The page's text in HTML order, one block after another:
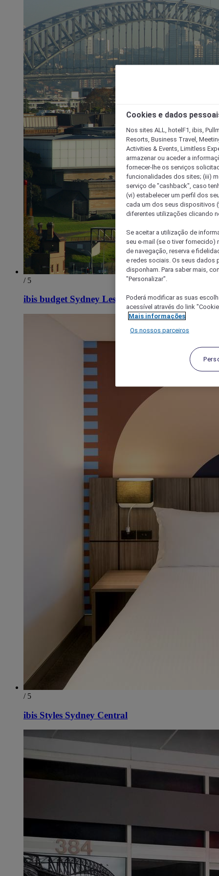
/ 5
ibis budget Sydney Leste
/ 5
ibis Styles Sydney Central
Cookies e dados
Nos sites ALL, hotelF1, ibis,
Resorts, Business Travel,
Activities & Events, Limitless
armazenar ou aceder a
fornecer-lhe os serviços
funcionalidades dos sites; (iii)
serviço de "cashback", caso
(vi) estabelecer um perfil dos
cada um dos seus dispositivos
diferentes utilizações clicando
Se aceitar a utilização de
seu e-mail (se o tiver
de navegação, reserva e
e redes sociais. Os seus dados
disponham. Para saber mais,
"Personalizar".
Poderá modificar as suas
acessível através do link
Mais informações
Os nossos parceiros